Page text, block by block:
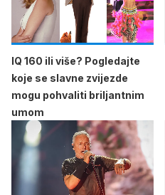
IQ 160 ili više? Pogledajte
koje se slavne zvijezde
mogu pohvaliti briljantnim
umom